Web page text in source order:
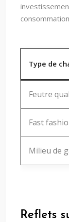
Type de
Feutre
Fast
Milieu de
Reflets